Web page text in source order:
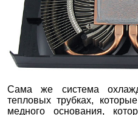
Сама же система
тепловых трубках,
медного основания,